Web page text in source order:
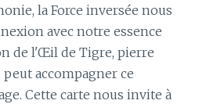
la Force inversée nous
avec notre essence
de l'Œil de Tigre, pierre
peut accompagner ce
Cette carte nous invite à